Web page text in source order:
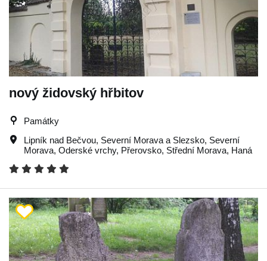
nový židovský hřbitov
Památky
Lipník nad Bečvou, Severní Morava a Slezsko, Severní
Morava, Oderské vrchy, Přerovsko, Střední Morava, Haná